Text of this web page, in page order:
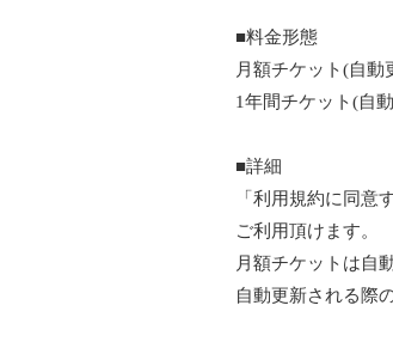
■料金形態
月額チケット(自動
1年間チケット(自
■詳細
「利用規約に同意
ご利用頂けます。
月額チケットは自
自動更新される際